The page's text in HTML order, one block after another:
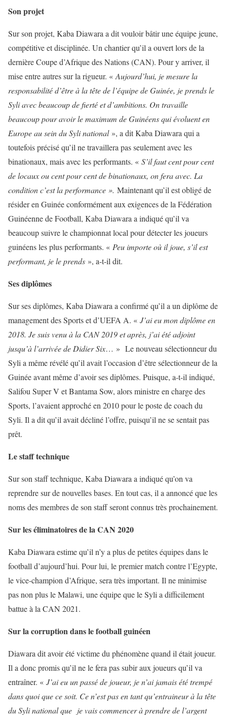
Son projet
Sur son projet, Kaba Diawara a dit vouloir bâtir une équipe jeune,
compétitive et disciplinée. Un chantier qu’il a ouvert lors de la
dernière Coupe d’Afrique des Nations (CAN). Pour y arriver, il
mise entre autres sur la rigueur. « Aujourd’hui, je mesure la
responsabilité d’être à la tête de l’équipe de Guinée, je prends le
Syli avec beaucoup de fierté et d’ambitions. On travaille
beaucoup pour avoir le maximum de Guinéens qui évoluent en
Europe au sein du Syli national », a dit Kaba Diawara qui a
toutefois précisé qu’il ne travaillera pas seulement avec les
binationaux, mais avec les performants. « S’il faut cent pour cent
de locaux ou cent pour cent de binationaux, on fera avec. La
condition c’est la performance ». Maintenant qu’il est obligé de
résider en Guinée conformément aux exigences de la Fédération
Guinéenne de Football, Kaba Diawara a indiqué qu’il va
beaucoup suivre le championnat local pour détecter les joueurs
guinéens les plus performants. « Peu importe où il joue, s’il est
performant, je le prends », a-t-il dit.
Ses diplômes
Sur ses diplômes, Kaba Diawara a confirmé qu’il a un diplôme de
management des Sports et d’UEFA A. « J’ai eu mon diplôme en
2018. Je suis venu à la CAN 2019 et après, j’ai été adjoint
jusqu’à l’arrivée de Didier Six… » Le nouveau sélectionneur du
Syli a même révélé qu’il avait l’occasion d’être sélectionneur de la
Guinée avant même d’avoir ses diplômes. Puisque, a-t-il indiqué,
Salifou Super V et Bantama Sow, alors ministre en charge des
Sports, l’avaient approché en 2010 pour le poste de coach du
Syli. Il a dit qu’il avait décliné l’offre, puisqu’il ne se sentait pas
prêt.
Le staff technique
Sur son staff technique, Kaba Diawara a indiqué qu’on va
reprendre sur de nouvelles bases. En tout cas, il a annoncé que les
noms des membres de son staff seront connus très prochainement.
Sur les éliminatoires de la CAN 2020
Kaba Diawara estime qu’il n’y a plus de petites équipes dans le
football d’aujourd’hui. Pour lui, le premier match contre l’Egypte,
le vice-champion d’Afrique, sera très important. Il ne minimise
pas non plus le Malawi, une équipe que le Syli a difficilement
battue à la CAN 2021.
Sur la corruption dans le football guinéen
Diawara dit avoir été victime du phénomène quand il était joueur.
Il a donc promis qu’il ne le fera pas subir aux joueurs qu’il va
entraîner. « J’ai eu un passé de joueur, je n’ai jamais été trempé
dans quoi que ce soit. Ce n’est pas en tant qu’entraineur à la tête
du Syli national que je vais commencer à prendre de l’argent